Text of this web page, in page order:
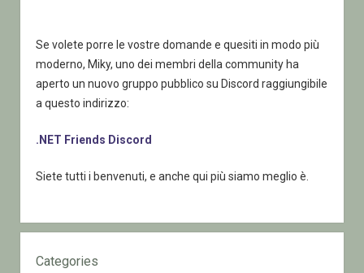
Se volete porre le vostre domande e quesiti in modo più
moderno, Miky, uno dei membri della community ha
aperto un nuovo gruppo pubblico su Discord raggiungibile
a questo indirizzo:
.NET Friends Discord
Siete tutti i benvenuti, e anche qui più siamo meglio è.
Categories